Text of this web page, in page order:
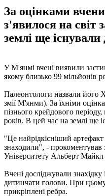
За оцінками
з'явилося на світ
землі ще існували
У М'янмі вчені виявили
якому близько 99 мільйонів
Палеонтологи назвали його
змії М'янми). За їхніми
пізнього крейдового
років. В цей час на землі ще
"Це найрідкісніший артефакт
знаходили", - прокоментував
Університету Альберт
Вчені досліджували знахідку
дитинчати голови. При цьому
прикріплені ребра.